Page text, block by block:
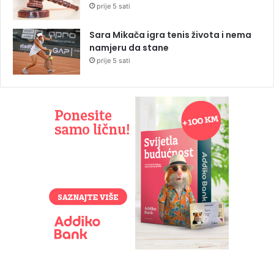
prije 5 sati
Sara Mikača igra tenis života i nema
namjeru da stane
prije 5 sati